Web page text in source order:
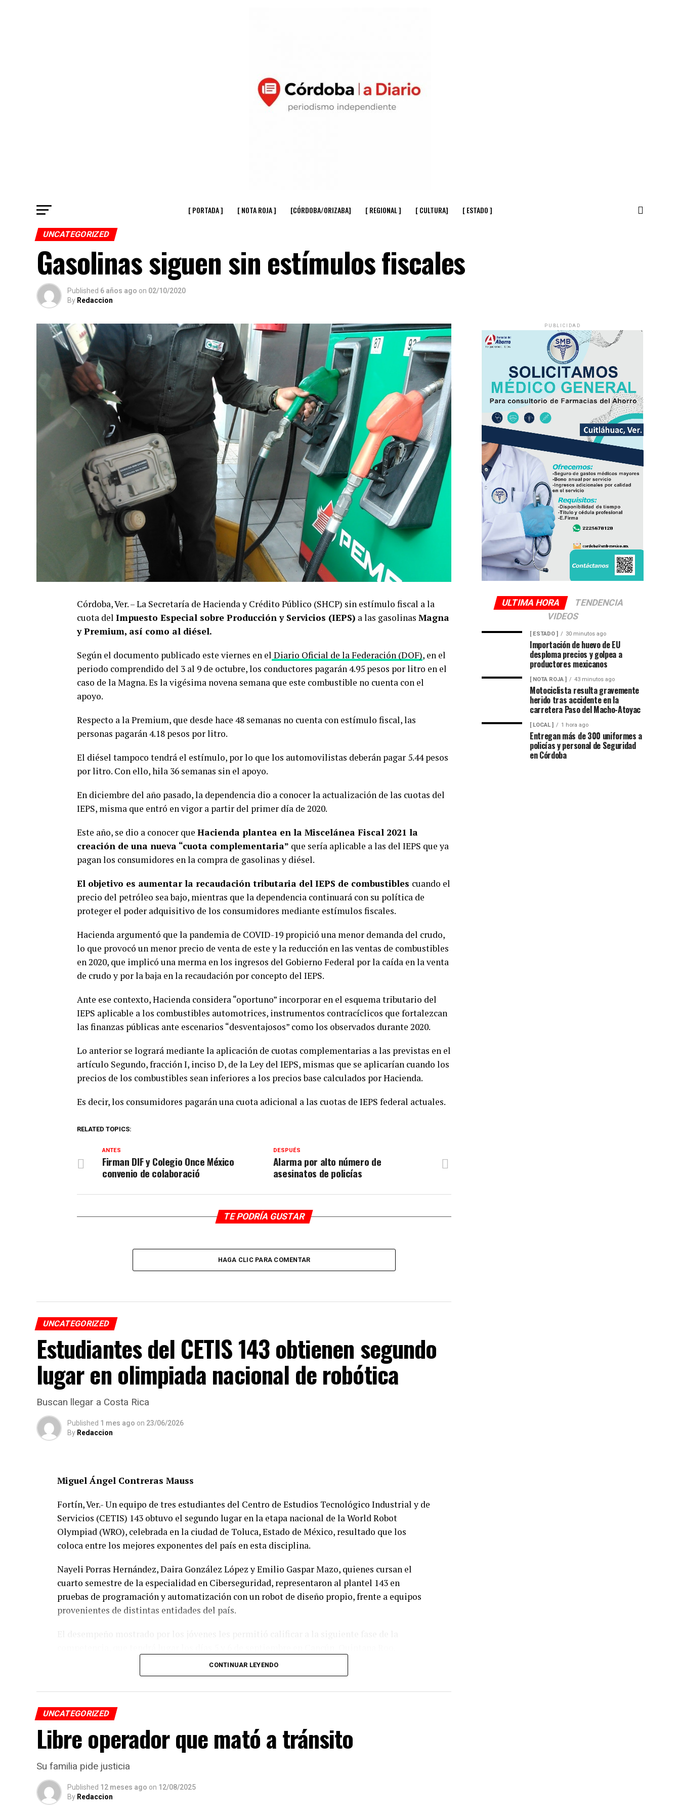
[ PORTADA ] [ NOTA ROJA ] [CÓRDOBA/ORIZABA] [ REGIONAL ] [ CULTURA] [ ESTADO ]
UNCATEGORIZED
Gasolinas siguen sin estímulos fiscales
Published 6 años ago on 02/10/2020
By Redaccion
Córdoba, Ver. – La Secretaría de Hacienda y Crédito Público (SHCP) sin estímulo fiscal a la
cuota del Impuesto Especial sobre Producción y Servicios (IEPS) a las gasolinas Magna
y Premium, así como al diésel.
Según el documento publicado este viernes en el Diario Oficial de la Federación (DOF), en el
periodo comprendido del 3 al 9 de octubre, los conductores pagarán 4.95 pesos por litro en el
caso de la Magna. Es la vigésima novena semana que este combustible no cuenta con el
apoyo.
Respecto a la Premium, que desde hace 48 semanas no cuenta con estímulo fiscal, las
personas pagarán 4.18 pesos por litro.
El diésel tampoco tendrá el estímulo, por lo que los automovilistas deberán pagar 5.44 pesos
por litro. Con ello, hila 36 semanas sin el apoyo.
En diciembre del año pasado, la dependencia dio a conocer la actualización de las cuotas del
IEPS, misma que entró en vigor a partir del primer día de 2020.
Este año, se dio a conocer que Hacienda plantea en la Miscelánea Fiscal 2021 la
creación de una nueva “cuota complementaria” que sería aplicable a las del IEPS que ya
pagan los consumidores en la compra de gasolinas y diésel.
El objetivo es aumentar la recaudación tributaria del IEPS de combustibles cuando el
precio del petróleo sea bajo, mientras que la dependencia continuará con su política de
proteger el poder adquisitivo de los consumidores mediante estímulos fiscales.
Hacienda argumentó que la pandemia de COVID-19 propició una menor demanda del crudo,
lo que provocó un menor precio de venta de este y la reducción en las ventas de combustibles
en 2020, que implicó una merma en los ingresos del Gobierno Federal por la caída en la venta
de crudo y por la baja en la recaudación por concepto del IEPS.
Ante ese contexto, Hacienda considera “oportuno” incorporar en el esquema tributario del
IEPS aplicable a los combustibles automotrices, instrumentos contracíclicos que fortalezcan
las finanzas públicas ante escenarios “desventajosos” como los observados durante 2020.
Lo anterior se logrará mediante la aplicación de cuotas complementarias a las previstas en el
artículo Segundo, fracción I, inciso D, de la Ley del IEPS, mismas que se aplicarían cuando los
precios de los combustibles sean inferiores a los precios base calculados por Hacienda.
Es decir, los consumidores pagarán una cuota adicional a las cuotas de IEPS federal actuales.
RELATED TOPICS:
DESPUÉS
Alarma por alto número de
asesinatos de policías
ANTES
Firman DIF y Colegio Once México
convenio de colaboració
TE PODRÍA GUSTAR
HAGA CLIC PARA COMENTAR
UNCATEGORIZED
Estudiantes del CETIS 143 obtienen segundo
lugar en olimpiada nacional de robótica
Buscan llegar a Costa Rica
Published 1 mes ago on 23/06/2026
By Redaccion
Miguel Ángel Contreras Mauss
Fortín, Ver.- Un equipo de tres estudiantes del Centro de Estudios Tecnológico Industrial y de
Servicios (CETIS) 143 obtuvo el segundo lugar en la etapa nacional de la World Robot
Olympiad (WRO), celebrada en la ciudad de Toluca, Estado de México, resultado que los
coloca entre los mejores exponentes del país en esta disciplina.
Nayeli Porras Hernández, Daira González López y Emilio Gaspar Mazo, quienes cursan el
cuarto semestre de la especialidad en Ciberseguridad, representaron al plantel 143 en
pruebas de programación y automatización con un robot de diseño propio, frente a equipos
provenientes de distintas entidades del país.
CONTINUAR LEYENDO
UNCATEGORIZED
Libre operador que mató a tránsito
Su familia pide justicia
Published 12 meses ago on 12/08/2025
By Redaccion
PUBLICIDAD
ULTIMA HORA
TENDENCIA
VIDEOS
[ ESTADO ] 30 minutos ago
Importación de huevo de EU
desploma precios y golpea a
productores mexicanos
[ NOTA ROJA ] 43 minutos ago
Motociclista resulta gravemente
herido tras accidente en la
carretera Paso del Macho-Atoyac
[ LOCAL ] 1 hora ago
Entregan más de 300 uniformes a
policías y personal de Seguridad
en Córdoba